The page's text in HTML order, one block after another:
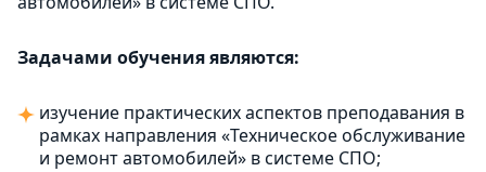
Задачами обучения являются:
изучение практических аспектов преподавания в
рамках направления «Техническое обслуживание
и ремонт автомобилей» в системе СПО;